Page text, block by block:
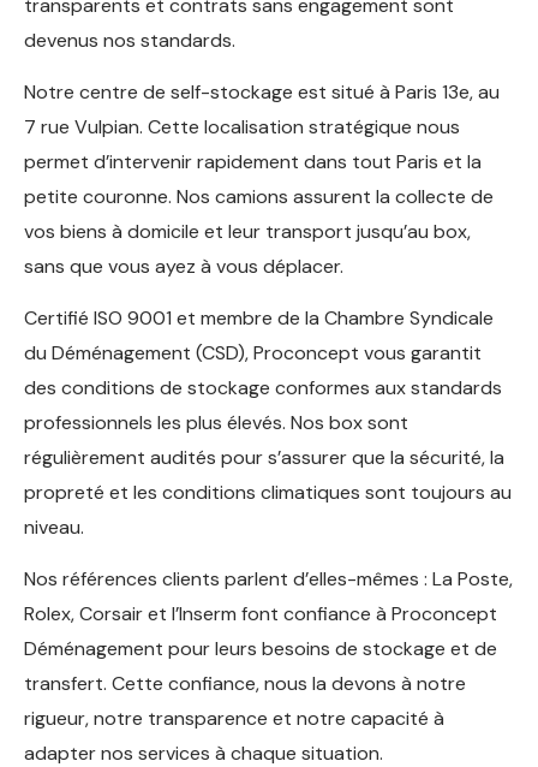
transparents et contrats sans engagement sont
devenus nos standards.
Notre centre de self-stockage est situé à Paris 13e, au
7 rue Vulpian. Cette localisation stratégique nous
permet d’intervenir rapidement dans tout Paris et la
petite couronne. Nos camions assurent la collecte de
vos biens à domicile et leur transport jusqu’au box,
sans que vous ayez à vous déplacer.
Certifié ISO 9001 et membre de la Chambre Syndicale
du Déménagement (CSD), Proconcept vous garantit
des conditions de stockage conformes aux standards
professionnels les plus élevés. Nos box sont
régulièrement audités pour s’assurer que la sécurité, la
propreté et les conditions climatiques sont toujours au
niveau.
Nos références clients parlent d’elles-mêmes : La Poste,
Rolex, Corsair et l’Inserm font confiance à Proconcept
Déménagement pour leurs besoins de stockage et de
transfert. Cette confiance, nous la devons à notre
rigueur, notre transparence et notre capacité à
adapter nos services à chaque situation.